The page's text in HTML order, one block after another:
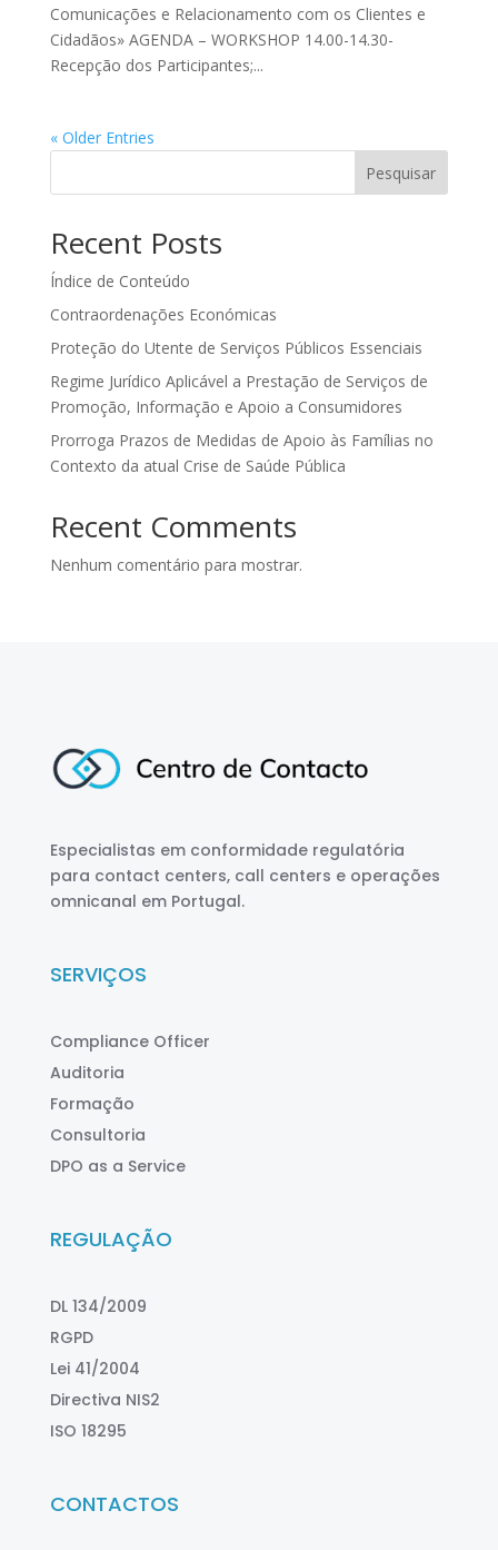
Comunicações e Relacionamento com os Clientes e
Cidadãos» AGENDA – WORKSHOP 14.00-14.30-
Recepção dos Participantes;...
« Older Entries
Pesquisar
Recent Posts
Índice de Conteúdo
Contraordenações Económicas
Proteção do Utente de Serviços Públicos Essenciais
Regime Jurídico Aplicável a Prestação de Serviços de
Promoção, Informação e Apoio a Consumidores
Prorroga Prazos de Medidas de Apoio às Famílias no
Contexto da atual Crise de Saúde Pública
Recent Comments
Nenhum comentário para mostrar.
Especialistas em conformidade regulatória
para contact centers, call centers e operações
omnicanal em Portugal.
SERVIÇOS
Compliance Officer
Auditoria
Formação
Consultoria
DPO as a Service
REGULAÇÃO
DL 134/2009
RGPD
Lei 41/2004
Directiva NIS2
ISO 18295
CONTACTOS